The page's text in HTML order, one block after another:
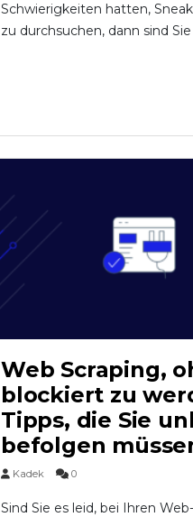
Schwierigkeiten hatten,
zu durchsuchen, dann sind
Web Scraping,
blockiert zu
Tipps, die Sie
befolgen
Kadek 0
Sind Sie es leid, bei Ihren